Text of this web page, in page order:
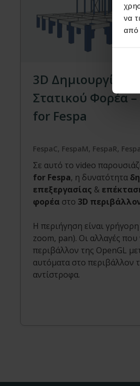
να
από
3D Δημιουργία &
Στατικού Φορέα
for Fespa
FespaC, FespaM, FespaR,
Σε αυτό το video
for Fespa, η δυνατότητα
επεξεργασίας &
φορέα στο 3D
Η περιήγηση είναι
zoom, pan). Οι αλλαγές που
περιβάλλον της OpenGL
αυτόματα στο περιβάλλον
αντίστροφα.